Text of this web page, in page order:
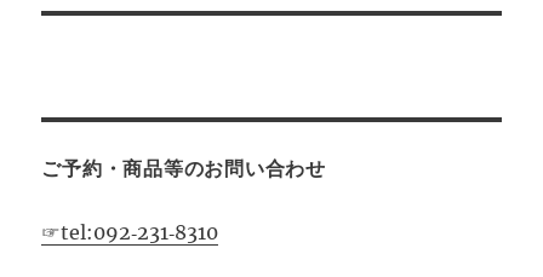
ご予約・商品等のお問い合わせ
☞tel:092‐231‐8310